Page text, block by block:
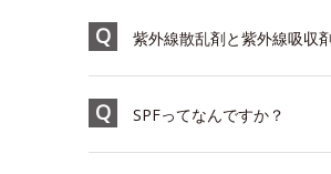
紫外線散乱剤と紫外線吸収
SPFってなんですか？